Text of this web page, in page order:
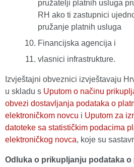
pružatelji platnih usluga
RH ako ti zastupnici
pružanje platnih usluga
Financijska agencija i
vlasnici infrastrukture.
Izvještajni obveznici izvještavaju
u skladu s Uputom o načinu
obvezi dostavljanja podataka o
elektroničkom novcu i Uputom za
datoteke sa statističkim podacima
elektroničkog novca, koje su
Odluka o prikupljanju podataka